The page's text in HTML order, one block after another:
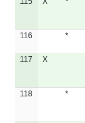
116 *
117 X
118 *